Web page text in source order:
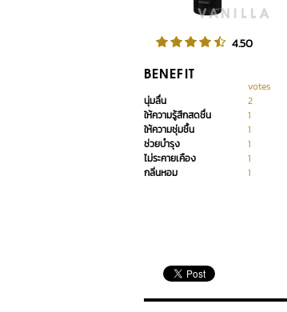
4.50
BENEFIT
votes
นุ่มลื่น
2
ให้ความรู้สึกสดชื่น
1
ให้ความชุ่มชื้น
1
ช่วยบำรุง
1
ไม่ระคายเคือง
1
กลิ่นหอม
1